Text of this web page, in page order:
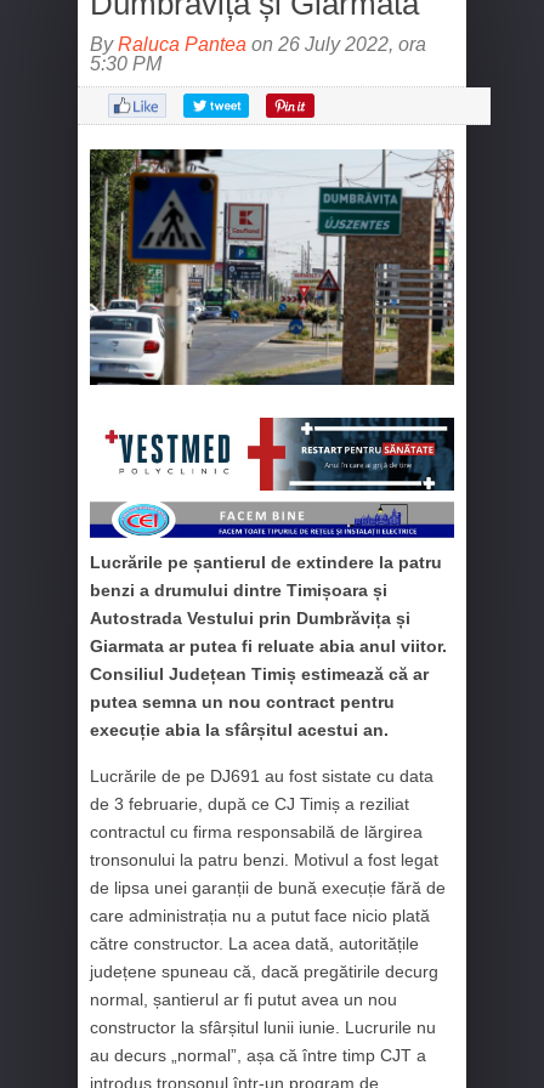
ByRaluca Pantea on 26 July 2022, ora
5:30 PM
Lucrările pe șantierul de extindere la patru
benzi a drumului dintre Timișoara și
Autostrada Vestului prin Dumbrăvița și
Giarmata ar putea fi reluate abia anul viitor.
Consiliul Județean Timiș estimează că ar
putea semna un nou contract pentru
execuție abia la sfârșitul acestui an.
Lucrările de pe DJ691 au fost sistate cu data
de 3 februarie, după ce CJ Timiș a reziliat
contractul cu firma responsabilă de lărgirea
tronsonului la patru benzi. Motivul a fost legat
de lipsa unei garanții de bună execuție fără de
care administrația nu a putut face nicio plată
către constructor. La acea dată, autoritățile
județene spuneau că, dacă pregătirile decurg
normal, șantierul ar fi putut avea un nou
constructor la sfârșitul lunii iunie. Lucrurile nu
au decurs „normal”, așa că între timp CJT a
introdus tronsonul într-un program de…